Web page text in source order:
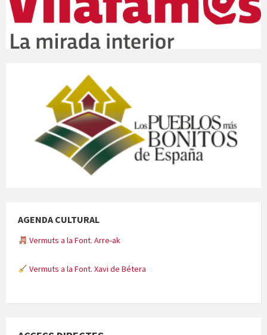
AGENDA CULTURAL
Vermuts a la Font. Arre-ak
Vermuts a la Font. Xavi de Bétera